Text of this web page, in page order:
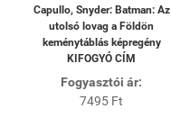
Capullo, Snyder: Batman: Az
utolsó lovag a Földön
keménytáblás képregény
KIFOGYÓ CÍM
Fogyasztói ár:
7495 Ft